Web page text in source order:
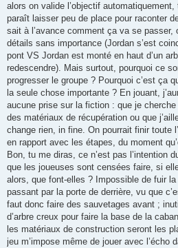
alors on valide l’objectif
paraît laisser peu de place pour raconter
sait à l’avance comment ça va se passer,
détails sans importance (Jordan s’est
pont VS Jordan est monté en haut d’un
redescendre). Mais surtout, pourquoi ce
progresser le groupe ? Pourquoi c’est ça
la seule chose importante ? En jouant,
aucune prise sur la fiction : que je
des matériaux de récupération ou que
change rien, in fine. On pourrait finir toute
en rapport avec les étapes, du moment
Bon, tu me diras, ce n’est pas l’intention
que les joueuses sont censées faire, si
alors, que font-elles ? Impossible de fuir
passant par la porte de derrière, vu que
faut donc faire des sauvetages avant ;
d’arbre creux pour faire la base de la
les matériaux de construction seront les
jeu m’impose même de jouer avec l’écho